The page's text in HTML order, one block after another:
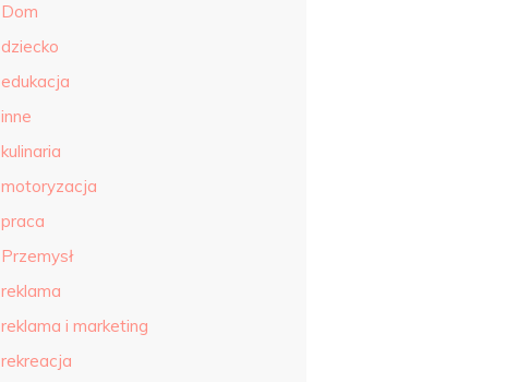
Dom
dziecko
edukacja
inne
kulinaria
motoryzacja
praca
Przemysł
reklama
reklama i marketing
rekreacja